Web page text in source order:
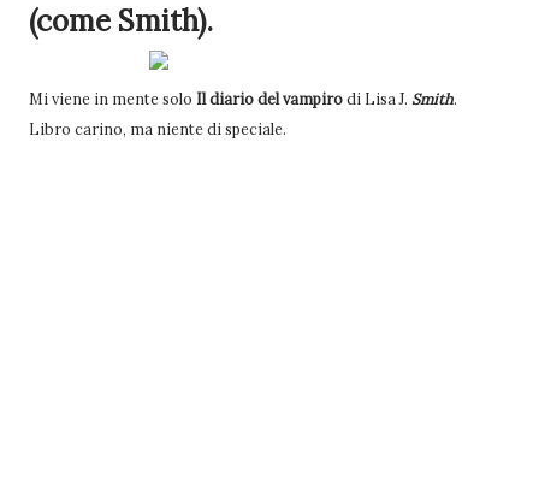
(come Smith).
Mi viene in mente solo Il diario del vampirodi Lisa J. Smith.
Libro carino, ma niente di speciale.